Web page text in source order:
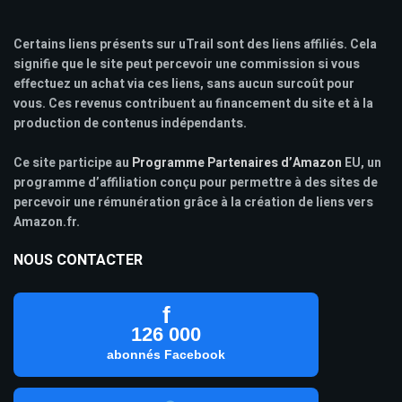
Certains liens présents sur uTrail sont des liens affiliés. Cela
signifie que le site peut percevoir une commission si vous
effectuez un achat via ces liens, sans aucun surcoût pour
vous. Ces revenus contribuent au financement du site et à la
production de contenus indépendants.
Ce site participe au Programme Partenaires d’Amazon EU, un
programme d’affiliation conçu pour permettre à des sites de
percevoir une rémunération grâce à la création de liens vers
Amazon.fr.
NOUS CONTACTER
f
126 000
abonnés Facebook